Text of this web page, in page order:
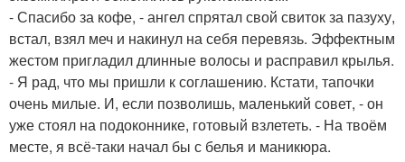
- Спасибо за кофе, - ангел спрятал свой свиток за пазуху,
встал, взял меч и накинул на себя перевязь. Эффектным
жестом пригладил длинные волосы и расправил крылья.
- Я рад, что мы пришли к соглашению. Кстати, тапочки
очень милые. И, если позволишь, маленький совет, - он
уже стоял на подоконнике, готовый взлететь. - На твоём
месте, я всё-таки начал бы с белья и маникюра.